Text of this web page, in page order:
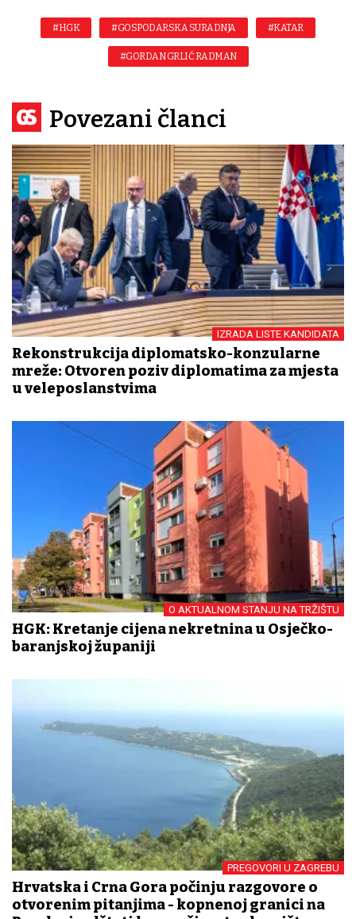
#HGK #GOSPODARSKA SURADNJA #KATAR
#GORDAN GRLIĆ RADMAN
Povezani članci
IZRADA LISTE KANDIDATA
Rekonstrukcija diplomatsko-konzularne
mreže: Otvoren poziv diplomatima za mjesta
u veleposlanstvima
O AKTUALNOM STANJU NA TRŽIŠTU
HGK: Kretanje cijena nekretnina u Osječko-
baranjskoj županiji
PREGOVORI U ZAGREBU
Hrvatska i Crna Gora počinju razgovore o
otvorenim pitanjima - kopnenoj granici na